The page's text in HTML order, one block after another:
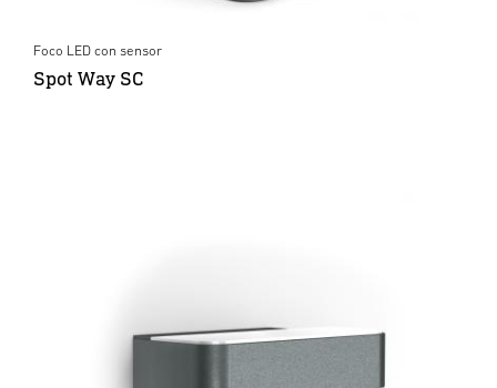
Foco LED con sensor
Spot Way SC